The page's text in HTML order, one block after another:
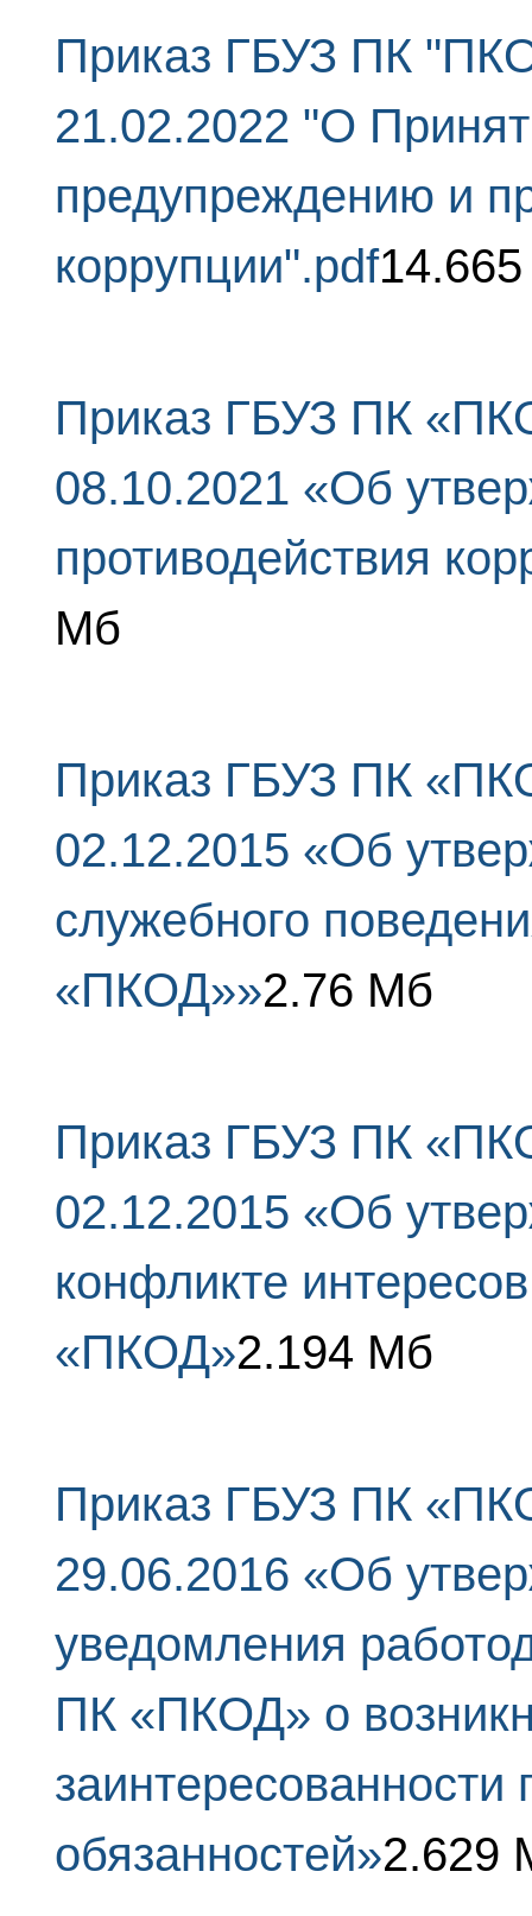
Приказ ГБУЗ ПК
21.02.2022 "О
предупреждению и
коррупции".pdf
Приказ ГБУЗ ПК
08.10.2021 «Об
противодействия
Мб
Приказ ГБУЗ ПК
02.12.2015 «Об
служебного
«ПКОД»»2.76 Мб
Приказ ГБУЗ ПК
02.12.2015 «Об
конфликте
«ПКОД»2.194 Мб
Приказ ГБУЗ ПК
29.06.2016 «Об
уведомления
ПК «ПКОД» о
обязанностей»2.629